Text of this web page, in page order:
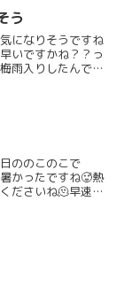
う
になりそうですね
いですかね？？っ
雨入りしたんです
ののこのこで
かったですね🥵熱
ださいね🫠早速で